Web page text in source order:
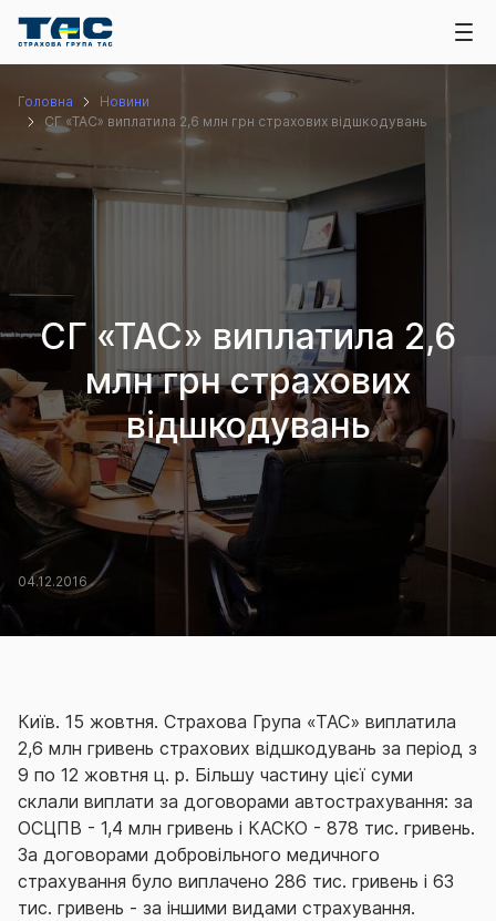
Головна
Новини
СГ «ТАС» виплатила 2,6 млн грн страхових відшкодувань
СГ «ТАС» виплатила 2,6
млн грн страхових
відшкодувань
04.12.2016
Київ. 15 жовтня. Страхова Група «ТАС» виплатила
2,6 млн гривень страхових відшкодувань за період з
9 по 12 жовтня ц. р. Більшу частину цієї суми
склали виплати за договорами автострахування: за
ОСЦПВ - 1,4 млн гривень і КАСКО - 878 тис. гривень.
За договорами добровільного медичного
страхування було виплачено 286 тис. гривень і 63
тис. гривень - за іншими видами страхування.